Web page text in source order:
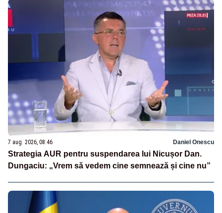
7 aug. 2026, 08:46 Daniel Onescu
Strategia AUR pentru suspendarea lui Nicușor Dan.
Dungaciu: „Vrem să vedem cine semnează și cine nu”